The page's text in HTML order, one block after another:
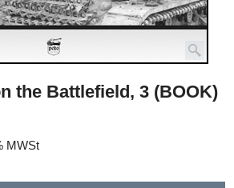
the Battlefield, 3 (BOOK)
MWSt